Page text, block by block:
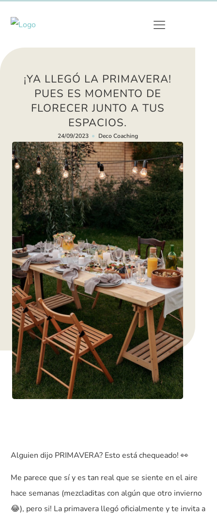
¡YA LLEGÓ LA PRIMAVERA!
PUES ES MOMENTO DE
FLORECER JUNTO A TUS
ESPACIOS.
24/09/2023 Deco Coaching
Alguien dijo PRIMAVERA? Esto está chequeado! 👀
Me parece que sí y es tan real que se siente en el aire
hace semanas (mezcladitas con algún que otro invierno
😂), pero si! La primavera llegó oficialmente y te invita a